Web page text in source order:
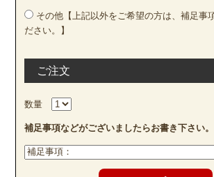
その他【上記以外をご希望の方は、補足事
ださい。】
ご注文
数量
補足事項などがございましたらお書き下さい。